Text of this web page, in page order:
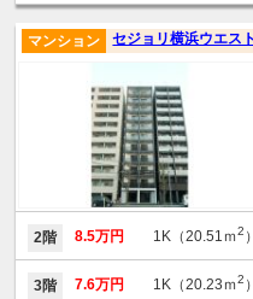
セジョリ横浜ウエスト
マンション
2階 8.5万円 1K（20.51ｍ2 ）
3階 7.6万円 1K（20.23ｍ2 ）